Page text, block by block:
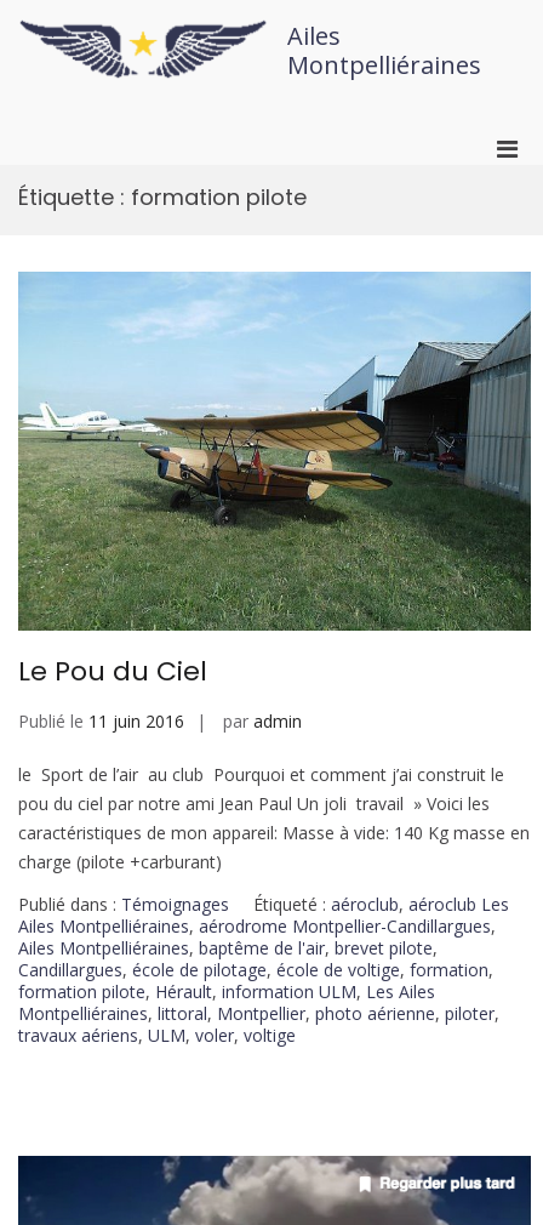
Ailes
Montpelliéraines
Étiquette : formation pilote
Le Pou du Ciel
Publié le 11 juin 2016 par admin
le Sport de l’air au club Pourquoi et comment j’ai construit le
pou du ciel par notre ami Jean Paul Un joli travail » Voici les
caractéristiques de mon appareil: Masse à vide: 140 Kg masse en
charge (pilote +carburant)
Publié dans : Témoignages Étiqueté : aéroclub, aéroclub Les
Ailes Montpelliéraines, aérodrome Montpellier-Candillargues,
Ailes Montpelliéraines, baptême de l'air, brevet pilote,
Candillargues, école de pilotage, école de voltige, formation,
formation pilote, Hérault, information ULM, Les Ailes
Montpelliéraines, littoral, Montpellier, photo aérienne, piloter,
travaux aériens, ULM, voler, voltige